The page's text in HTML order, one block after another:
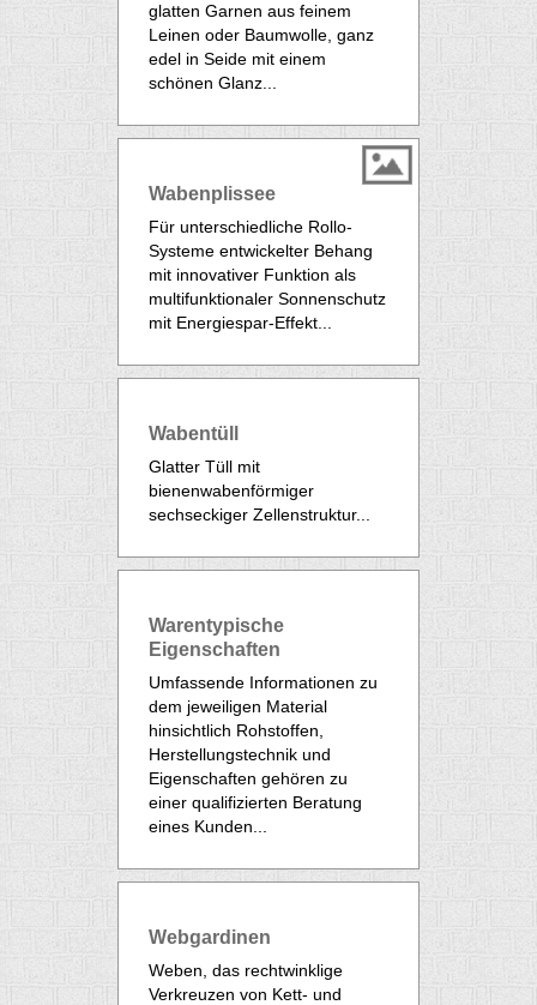
glatten Garnen aus feinem
Leinen oder Baumwolle, ganz
edel in Seide mit einem
schönen Glanz...
Wabenplissee
Für unterschiedliche Rollo-
Systeme entwickelter Behang
mit innovativer Funktion als
multifunktionaler Sonnenschutz
mit Energiespar-Effekt...
Wabentüll
Glatter Tüll mit
bienenwabenförmiger
sechseckiger Zellenstruktur...
Warentypische
Eigenschaften
Umfassende Informationen zu
dem jeweiligen Material
hinsichtlich Rohstoffen,
Herstellungstechnik und
Eigenschaften gehören zu
einer qualifizierten Beratung
eines Kunden...
Webgardinen
Weben, das rechtwinklige
Verkreuzen von Kett- und